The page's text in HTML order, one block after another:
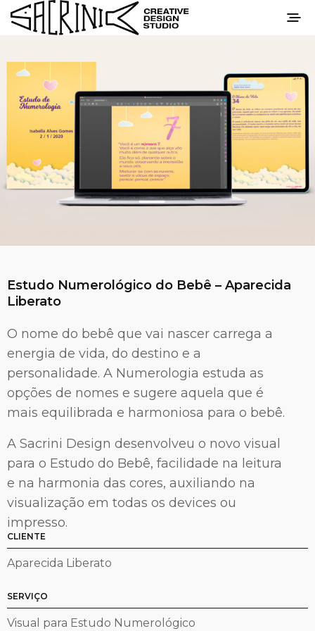
Estudo Numerológico do Bebê – Aparecida
Liberato
O nome do bebê que vai nascer carrega a
energia de vida, do destino e a
personalidade. A Numerologia estuda as
opções de nomes e sugere aquela que é
mais equilibrada e harmoniosa para o bebê.
A Sacrini Design desenvolveu o novo visual
para o Estudo do Bebê, facilidade na leitura
e na harmonia das cores, auxiliando na
visualização em todas os devices ou
impresso.
CLIENTE
Aparecida Liberato
SERVIÇO
Visual para Estudo Numerológico